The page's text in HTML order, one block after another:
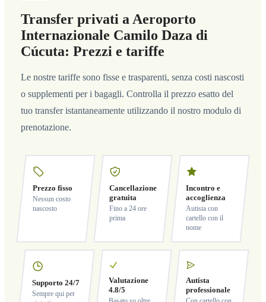
Transfer privati a Aeroporto
Internazionale Camilo Daza di
Cúcuta: Prezzi e tariffe
Le nostre tariffe sono fisse e trasparenti, senza costi nascosti
o supplementi per i bagagli. Controlla il prezzo esatto del
tuo transfer istantaneamente utilizzando il nostro modulo di
prenotazione.
Prezzo fisso
Nessun costo
nascosto
Cancellazione
gratuita
Fino a 24 ore
prima
Incontro e
accoglienza
Autista con
cartello con il
nome
Supporto 24/7
Sempre qui per
Valutazione
4.8/5
Autista
professionale